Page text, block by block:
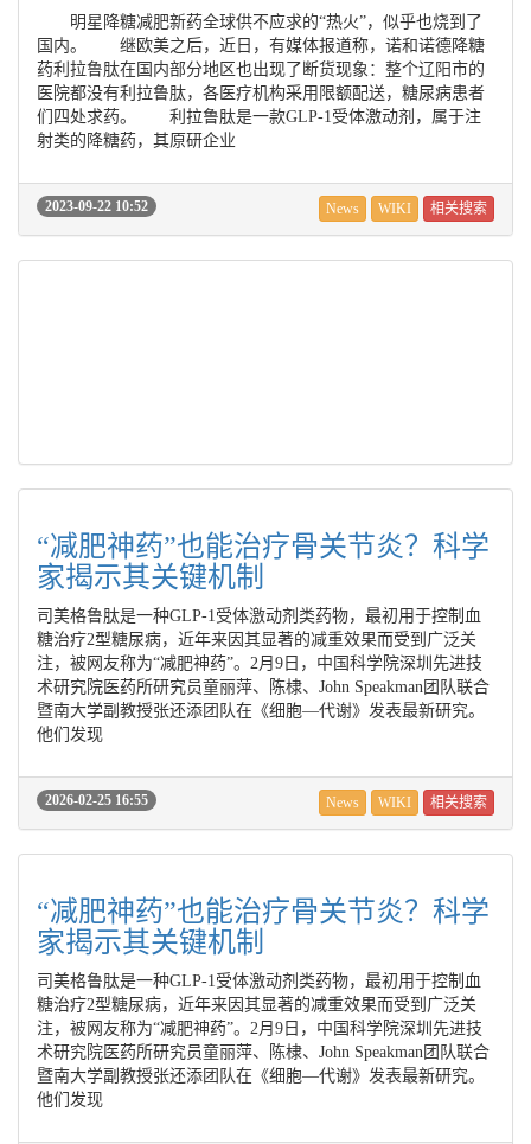
明星降糖减肥新药全球供不应求的“热火”，似乎也烧到了
国内。 继欧美之后，近日，有媒体报道称，诺和诺德降糖
药利拉鲁肽在国内部分地区也出现了断货现象：整个辽阳市的
医院都没有利拉鲁肽，各医疗机构采用限额配送，糖尿病患者
们四处求药。 利拉鲁肽是一款GLP-1受体激动剂，属于注
射类的降糖药，其原研企业
2023-09-22 10:52 News WIKI 相关搜索
“减肥神药”也能治疗骨关节炎？科学
家揭示其关键机制
司美格鲁肽是一种GLP-1受体激动剂类药物，最初用于控制血
糖治疗2型糖尿病，近年来因其显著的减重效果而受到广泛关
注，被网友称为“减肥神药”。2月9日，中国科学院深圳先进技
术研究院医药所研究员童丽萍、陈棣、John Speakman团队联合
暨南大学副教授张还添团队在《细胞—代谢》发表最新研究。
他们发现
2026-02-25 16:55 News WIKI 相关搜索
“减肥神药”也能治疗骨关节炎？科学
家揭示其关键机制
司美格鲁肽是一种GLP-1受体激动剂类药物，最初用于控制血
糖治疗2型糖尿病，近年来因其显著的减重效果而受到广泛关
注，被网友称为“减肥神药”。2月9日，中国科学院深圳先进技
术研究院医药所研究员童丽萍、陈棣、John Speakman团队联合
暨南大学副教授张还添团队在《细胞—代谢》发表最新研究。
他们发现